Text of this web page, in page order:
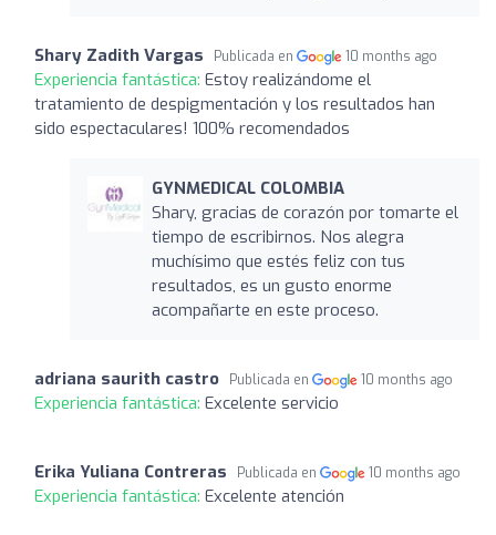
Shary Zadith Vargas Publicada en 10 months ago
Experiencia fantástica: Estoy realizándome el
tratamiento de despigmentación y los resultados han
sido espectaculares! 100% recomendados
GYNMEDICAL COLOMBIA
Shary, gracias de corazón por tomarte el
tiempo de escribirnos. Nos alegra
muchísimo que estés feliz con tus
resultados, es un gusto enorme
acompañarte en este proceso.
adriana saurith castro Publicada en 10 months ago
Experiencia fantástica: Excelente servicio
Erika Yuliana Contreras Publicada en 10 months ago
Experiencia fantástica: Excelente atención